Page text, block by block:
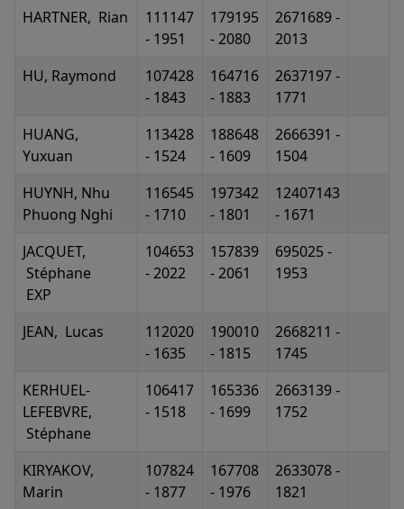
HARTNER, Rian
111147
- 1951
179195
- 2080
2671689 -
2013
HU, Raymond
107428
- 1843
164716
- 1883
2637197 -
1771
HUANG,
Yuxuan
113428
- 1524
188648
- 1609
2666391 -
1504
HUYNH, Nhu
Phuong Nghi
116545
- 1710
197342
- 1801
12407143
- 1671
JACQUET,
Stéphane
EXP
104653
- 2022
157839
- 2061
695025 -
1953
JEAN, Lucas
112020
- 1635
190010
- 1815
2668211 -
1745
KERHUEL-
LEFEBVRE,
Stéphane
106417
- 1518
165336
- 1699
2663139 -
1752
KIRYAKOV,
Marin
107824
- 1877
167708
- 1976
2633078 -
1821